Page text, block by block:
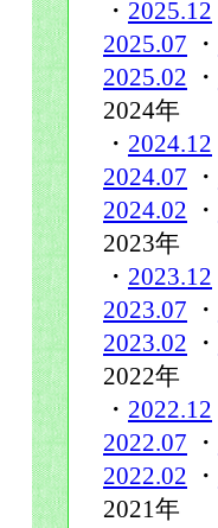
・ 2025.12
2025.07 ・
2025.02 ・
2024年
・ 2024.12
2024.07 ・
2024.02 ・
2023年
・ 2023.12
2023.07 ・
2023.02 ・
2022年
・ 2022.12
2022.07 ・
2022.02 ・
2021年